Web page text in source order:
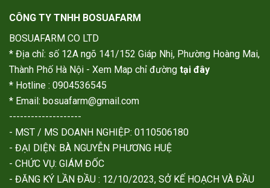
CÔNG TY TNHH BOSUAFARM
BOSUAFARM CO LTD
* Địa chỉ: số 12A ngõ 141/152 Giáp Nhị, Phường Hoàng Mai,
Thành Phố Hà Nội - Xem Map chỉ đường tại đây
* Hotline : 0904536545
* Email: bosuafarm@gmail.com
--------------------
- MST / MS DOANH NGHIỆP: 0110506180
- ĐẠI DIỆN: BÀ NGUYỄN PHƯƠNG HUỆ
- CHỨC VỤ: GIÁM ĐỐC
- ĐĂNG KÝ LẦN ĐẦU : 12/10/2023, SỞ KẾ HOẠCH VÀ ĐẦU